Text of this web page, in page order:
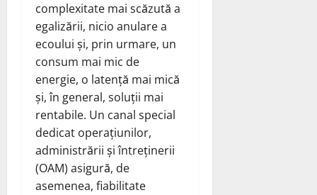
complexitate mai scăzută a
egalizării, nicio anulare a
ecoului și, prin urmare, un
consum mai mic de
energie, o latență mai mică
și, în general, soluții mai
rentabile. Un canal special
dedicat operațiunilor,
administrării și întreținerii
(OAM) asigură, de
asemenea, fiabilitate